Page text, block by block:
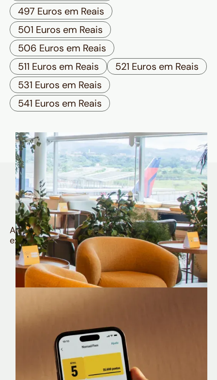
497 Euros em Reais
501 Euros em Reais
506 Euros em Reais
511 Euros em Reais
521 Euros em Reais
531 Euros em Reais
541 Euros em Reais
Quem é Nomad tem
muito mais
Aproveite todos os benefícios e vantagens
exclusivas da sua Conta Internacional
Nomad Lounge
Sala VIP no Aeroporto de Guarulhos